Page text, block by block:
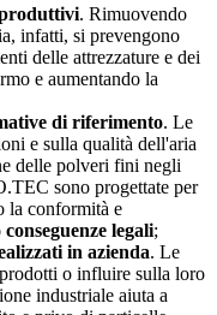
. Rimuovendo
infatti, si prevengono
delle attrezzature e dei
e aumentando la
di riferimento. Le
e sulla qualità dell'aria
delle polveri fini negli
sono progettate per
la conformità e
legali;
in azienda. Le
o influire sulla loro
industriale aiuta a